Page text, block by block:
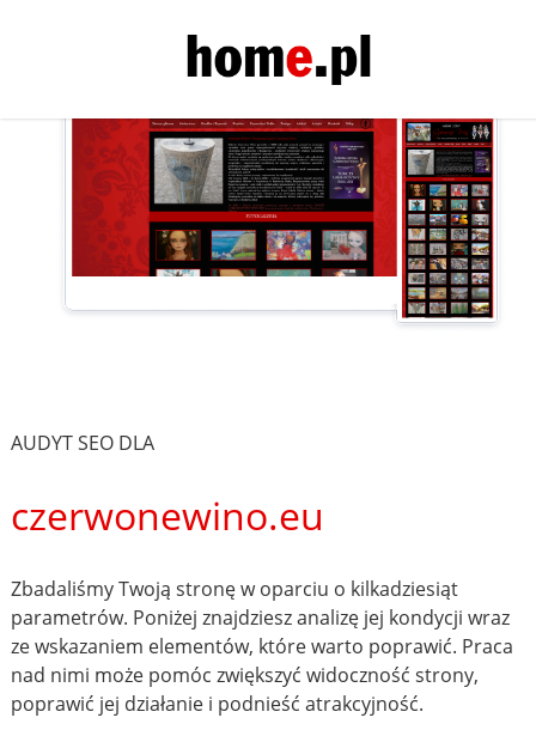
AUDYT SEO DLA
czerwonewino.eu
Zbadaliśmy Twoją stronę w oparciu o kilkadziesiąt
parametrów. Poniżej znajdziesz analizę jej kondycji wraz
ze wskazaniem elementów, które warto poprawić. Praca
nad nimi może pomóc zwiększyć widoczność strony,
poprawić jej działanie i podnieść atrakcyjność.